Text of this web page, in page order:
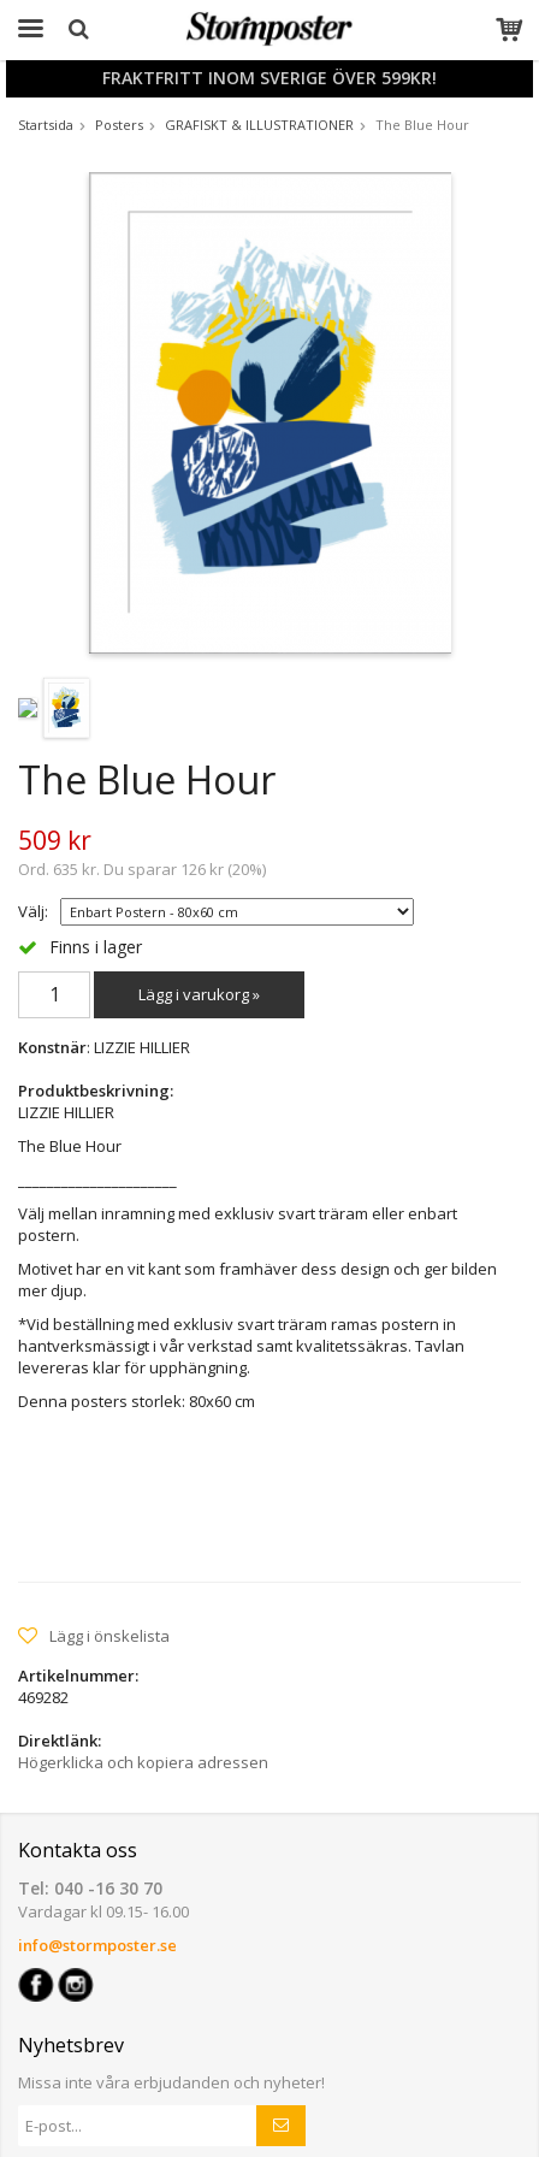
FRAKTFRITT INOM SVERIGE ÖVER 599KR!
Startsida Posters GRAFISKT & ILLUSTRATIONER The Blue Hour
The Blue Hour
509 kr
Ord. 635 kr. Du sparar 126 kr (20%)
Välj:
Finns i lager
Lägg i varukorg »
Konstnär: LIZZIE HILLIER
Produktbeskrivning:
LIZZIE HILLIER
The Blue Hour
Välj mellan inramning med exklusiv svart träram eller enbart
postern.
Motivet har en vit kant som framhäver dess design och ger bilden
mer djup.
*Vid beställning med exklusiv svart träram ramas postern in
hantverksmässigt i vår verkstad samt kvalitetssäkras. Tavlan
levereras klar för upphängning.
Denna posters storlek: 80x60 cm
Lägg i önskelista
Artikelnummer:
469282
Direktlänk:
Högerklicka och kopiera adressen
Kontakta oss
Tel: 040 -16 30 70
Vardagar kl 09.15- 16.00
info@stormposter.se
Nyhetsbrev
Missa inte våra erbjudanden och nyheter!